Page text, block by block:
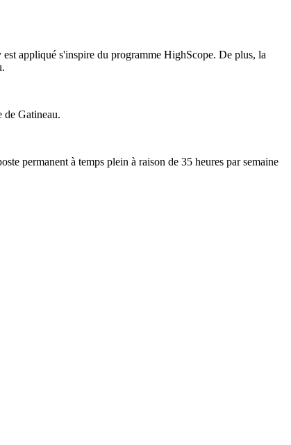
appliqué s'inspire du programme HighScope. De plus, la
de Gatineau.
permanent à temps plein à raison de 35 heures par semaine